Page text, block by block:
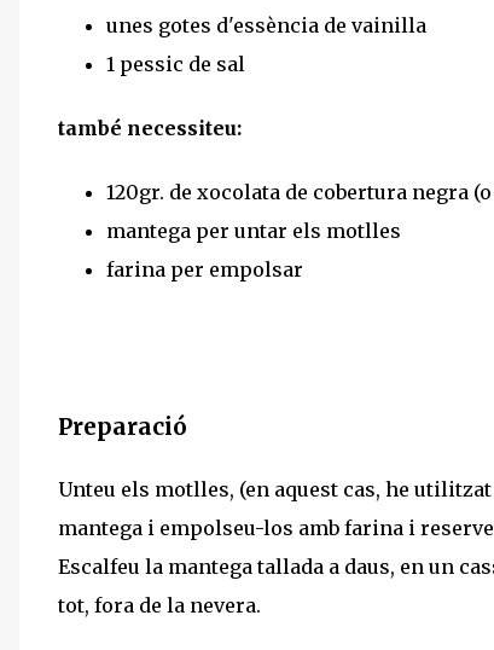
unes gotes d'essència de vainilla
1 pessic de sal
també necessiteu:
120gr. de xocolata de cobertura negra
mantega per untar els motlles
farina per empolsar
Preparació
Unteu els motlles, (en aquest cas, he
mantega i empolseu-los amb farina i
Escalfeu la mantega tallada a daus, en un
tot, fora de la nevera.